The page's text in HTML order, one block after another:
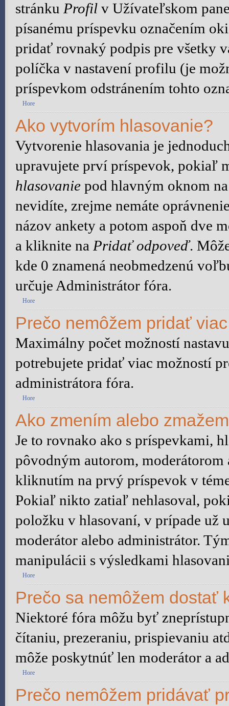
stránku Profil v Užívateľskom
písanému príspevku označením
pridať rovnaký podpis pre všetky
políčka v nastavení profilu (je
príspevkom odstránením tohto
Hore
Ako vytvorím hlasovanie?
Vytvorenie hlasovania je
upravujete prví príspevok, pokiaľ
hlasovanie pod hlavným oknom
nevidíte, zrejme nemáte
názov ankety a potom aspoň dve
a kliknite na Pridať odpoveď.
kde 0 znamená neobmedzenú
určuje Administrátor fóra.
Hore
Prečo nemôžem pridať
Maximálny počet možností
potrebujete pridať viac možností
administrátora fóra.
Hore
Ako zmením alebo
Je to rovnako ako s príspevkami,
pôvodným autorom,
kliknutím na prvý príspevok v
Pokiaľ nikto zatiaľ nehlasoval,
položku v hlasovaní, v prípade už
moderátor alebo administrátor.
manipulácii s výsledkami
Hore
Prečo sa nemôžem dostať
Niektoré fóra môžu byť
čítaniu, prezeraniu, prispievaniu
môže poskytnúť len moderátor a
Hore
Prečo nemôžem pridávať